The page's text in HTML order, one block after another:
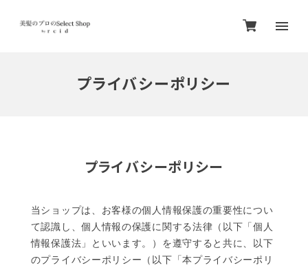
プライバシーポリシー
プライバシーポリシー
当ショップは、お客様の個人情報保護の重要性につい
て認識し、個人情報の保護に関する法律（以下「個人
情報保護法」といいます。）を遵守すると共に、以下
のプライバシーポリシー（以下「本プライバシーポリ